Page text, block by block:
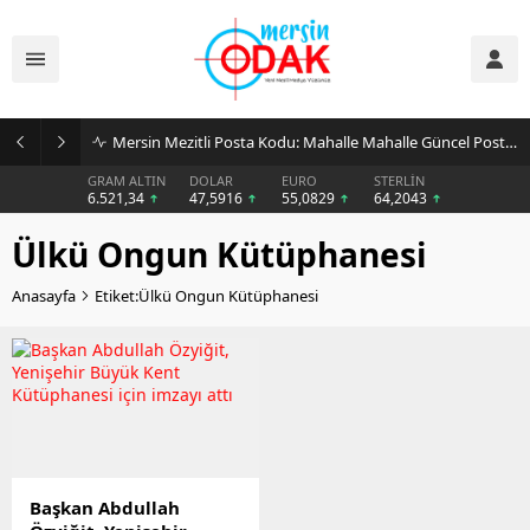
Mersin Mezitli Posta Kodu: Mahalle Mahalle Güncel Posta Kodu Rehberi
GRAM ALTIN
6.521,34
DOLAR
47,5916
EURO
55,0829
STERLİN
64,2043
Ülkü Ongun Kütüphanesi
Anasayfa Etiket:Ülkü Ongun Kütüphanesi
Başkan Abdullah